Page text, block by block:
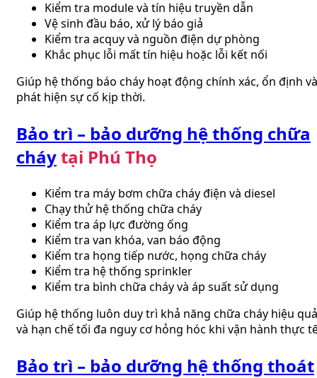
Kiểm tra module và tín hiệu truyền dẫn
Vệ sinh đầu báo, xử lý báo giả
Kiểm tra acquy và nguồn điện dự phòng
Khắc phục lỗi mất tín hiệu hoặc lỗi kết nối
Giúp hệ thống báo cháy hoạt động chính xác, ổn định và
phát hiện sự cố kịp thời.
Bảo trì – bảo dưỡng hệ thống chữa
cháytại Phú Thọ
Kiểm tra máy bơm chữa cháy điện và diesel
Chạy thử hệ thống chữa cháy
Kiểm tra áp lực đường ống
Kiểm tra van khóa, van báo động
Kiểm tra họng tiếp nước, họng chữa cháy
Kiểm tra hệ thống sprinkler
Kiểm tra bình chữa cháy và áp suất sử dụng
Giúp hệ thống luôn duy trì khả năng chữa cháy hiệu quả
và hạn chế tối đa nguy cơ hỏng hóc khi vận hành thực
Bảo trì – bảo dưỡng hệ thống thoát